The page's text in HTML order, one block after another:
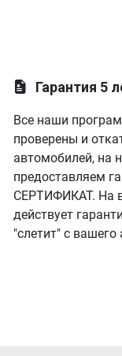
Гарантия 5
Все наши
проверены и
автомобилей, на
предоставляем
СЕРТИФИКАТ. На
действует
"слетит" с